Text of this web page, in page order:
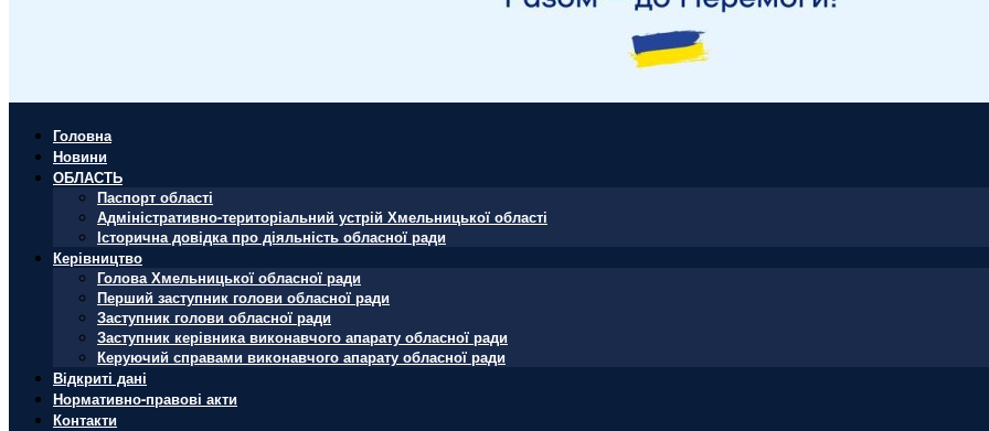
Головна
Новини
ОБЛАСТЬ
Паспорт області
Адміністративно-територіальний устрій Хмельницької області
Історична довідка про діяльність обласної ради
Керівництво
Голова Хмельницької обласної ради
Перший заступник голови обласної ради
Заступник голови обласної ради
Заступник керівника виконавчого апарату обласної ради
Керуючий справами виконавчого апарату обласної ради
Відкриті дані
Нормативно-правові акти
Контакти